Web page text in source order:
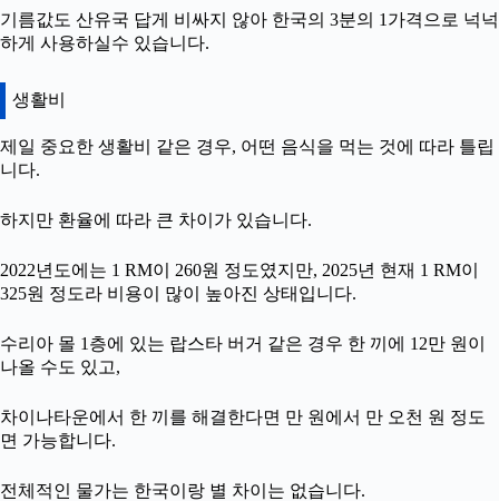
기름값도 산유국 답게 비싸지 않아 한국의 3분의 1가격으로 넉넉
하게 사용하실수 있습니다.
생활비
제일 중요한 생활비 같은 경우, 어떤 음식을 먹는 것에 따라 틀립
니다.
하지만 환율에 따라 큰 차이가 있습니다.
2022년도에는 1 RM이 260원 정도였지만, 2025년 현재 1 RM이
325원 정도라 비용이 많이 높아진 상태입니다.
수리아 몰 1층에 있는 랍스타 버거 같은 경우 한 끼에 12만 원이
나올 수도 있고,
차이나타운에서 한 끼를 해결한다면 만 원에서 만 오천 원 정도
면 가능합니다.
전체적인 물가는 한국이랑 별 차이는 없습니다.